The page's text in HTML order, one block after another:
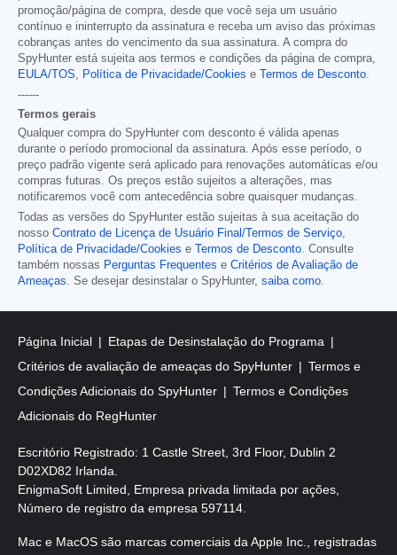
promoção/página de compra, desde que você seja um usuário
contínuo e ininterrupto da assinatura e receba um aviso das próximas
cobranças antes do vencimento da sua assinatura. A compra do
SpyHunter está sujeita aos termos e condições da página de compra,
EULA/TOS, Política de Privacidade/Cookies e Termos de Desconto.
------
Termos gerais
Qualquer compra do SpyHunter com desconto é válida apenas
durante o período promocional da assinatura. Após esse período, o
preço padrão vigente será aplicado para renovações automáticas e/ou
compras futuras. Os preços estão sujeitos a alterações, mas
notificaremos você com antecedência sobre quaisquer mudanças.
Todas as versões do SpyHunter estão sujeitas à sua aceitação do
nosso Contrato de Licença de Usuário Final/Termos de Serviço,
Política de Privacidade/Cookies e Termos de Desconto. Consulte
também nossas Perguntas Frequentes e Critérios de Avaliação de
Ameaças. Se desejar desinstalar o SpyHunter, saiba como.
Página Inicial
Etapas de Desinstalação do Programa
Critérios de avaliação de ameaças do SpyHunter
Termos e
Condições Adicionais do SpyHunter
Termos e Condições
Adicionais do RegHunter
Escritório Registrado: 1 Castle Street, 3rd Floor, Dublin 2
D02XD82 Irlanda.
EnigmaSoft Limited, Empresa privada limitada por ações,
Número de registro da empresa 597114.
Mac e MacOS são marcas comerciais da Apple Inc., registradas